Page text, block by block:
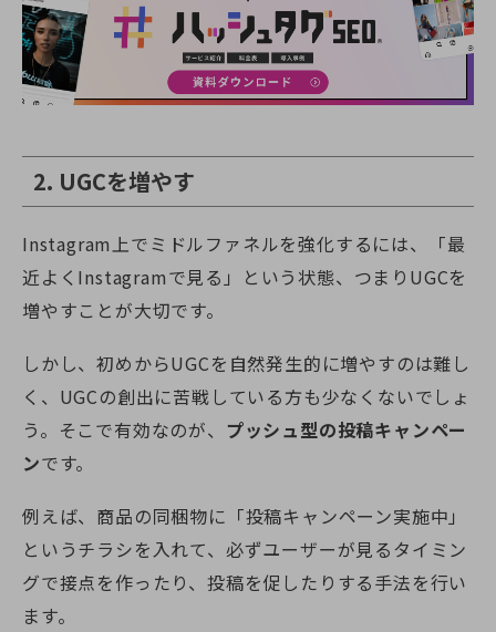
2. UGCを増やす
Instagram上でミドルファネルを強化するには、「最
近よくInstagramで見る」という状態、つまりUGCを
増やすことが大切です。
しかし、初めからUGCを自然発生的に増やすのは難し
く、UGCの創出に苦戦している方も少なくないでしょ
う。そこで有効なのが、 プッシュ型の投稿キャンペー
ンです。
例えば、商品の同梱物に「投稿キャンペーン実施中」
というチラシを入れて、必ずユーザーが見るタイミン
グで接点を作ったり、投稿を促したりする手法を行い
ます。